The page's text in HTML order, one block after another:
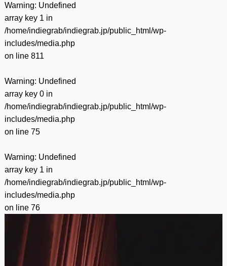
Warning: Undefined
array key 1 in
/home/indiegrab/indiegrab.jp/public_html/wp-
includes/media.php
on line 811
Warning: Undefined
array key 0 in
/home/indiegrab/indiegrab.jp/public_html/wp-
includes/media.php
on line 75
Warning: Undefined
array key 1 in
/home/indiegrab/indiegrab.jp/public_html/wp-
includes/media.php
on line 76